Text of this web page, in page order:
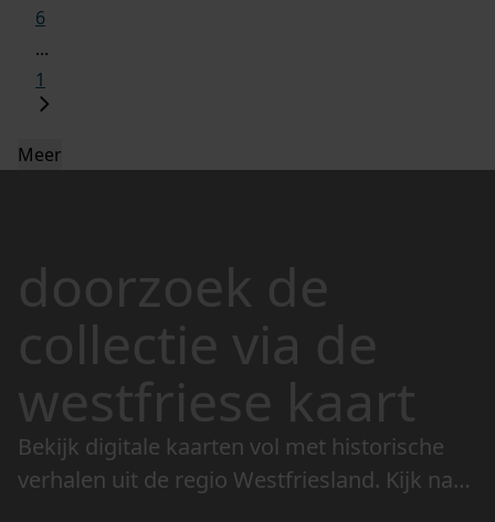
6
...
1
Meer
doorzoek de
collectie via de
westfriese kaart
Bekijk digitale kaarten vol met historische
verhalen uit de regio Westfriesland. Kijk naar